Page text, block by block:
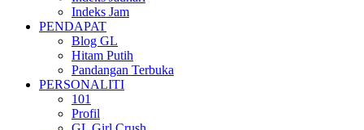
Indeks Jam
PENDAPAT
Blog GL
Hitam Putih
Pandangan Terbuka
PERSONALITI
101
Profil